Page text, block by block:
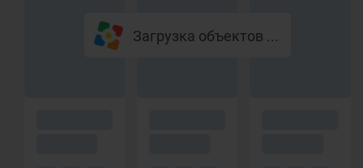
Загрузка объектов ...